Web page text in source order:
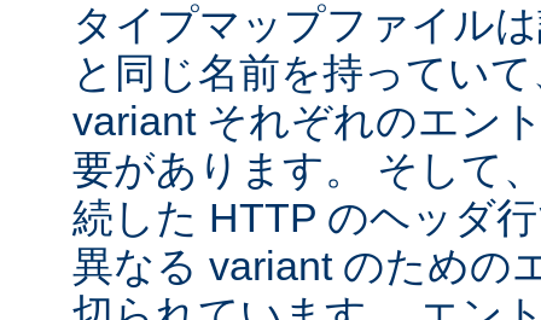
タイプマップファイル
と同じ名前を持ってい
variant それぞれのエン
要があります。 そして
続した HTTP のヘッダ
異なる variant のための